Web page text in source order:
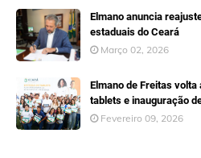
Elmano anuncia
estaduais do Ceará
Março 02, 2026
Elmano de Freitas
tablets e inauguração
Fevereiro 09, 2026